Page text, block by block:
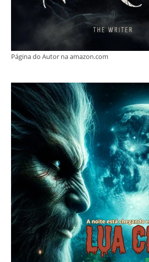
Página do Autor na amazon.com